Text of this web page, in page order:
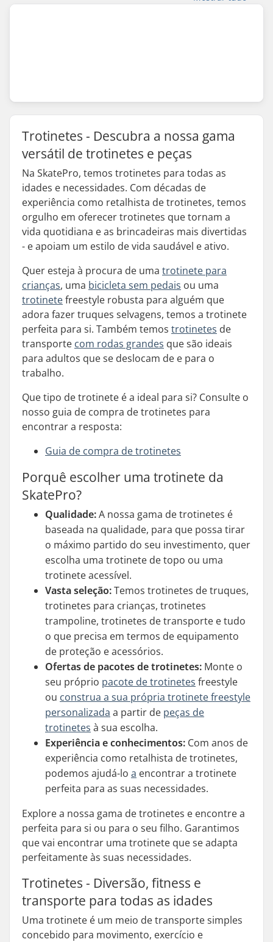
Trotinetes - Descubra a nossa gama
versátil de trotinetes e peças
Na SkatePro, temos trotinetes para todas as
idades e necessidades. Com décadas de
experiência como retalhista de trotinetes, temos
orgulho em oferecer trotinetes que tornam a
vida quotidiana e as brincadeiras mais divertidas
- e apoiam um estilo de vida saudável e ativo.
Quer esteja à procura de uma trotinete para
crianças, uma bicicleta sem pedais ou uma
trotinetefreestyle robusta para alguém que
adora fazer truques selvagens, temos a trotinete
perfeita para si. Também temos trotinetes de
transporte com rodas grandes que são ideais
para adultos que se deslocam de e para o
trabalho.
Que tipo de trotinete é a ideal para si? Consulte o
nosso guia de compra de trotinetes para
encontrar a resposta:
Guia de compra de trotinetes
Porquê escolher uma trotinete da
SkatePro?
Qualidade:A nossa gama de trotinetes é
baseada na qualidade, para que possa tirar
o máximo partido do seu investimento, quer
escolha uma trotinete de topo ou uma
trotinete acessível.
Vasta seleção:Temos trotinetes de truques,
trotinetes para crianças, trotinetes
trampoline, trotinetes de transporte e tudo
o que precisa em termos de equipamento
de proteção e acessórios.
Ofertas de pacotes de trotinetes: Monte o
seu próprio pacote de trotinetes freestyle
ou construa a sua própria trotinete freestyle
personalizada a partir de peças de
trotinetes à sua escolha.
Experiência e conhecimentos: Com anos de
experiência como retalhista de trotinetes,
podemos ajudá-lo a encontrar a trotinete
perfeita para as suas necessidades.
Explore a nossa gama de trotinetes e encontre a
perfeita para si ou para o seu filho. Garantimos
que vai encontrar uma trotinete que se adapta
perfeitamente às suas necessidades.
Trotinetes - Diversão, fitness e
transporte para todas as idades
Uma trotinete é um meio de transporte simples
concebido para movimento, exercício e